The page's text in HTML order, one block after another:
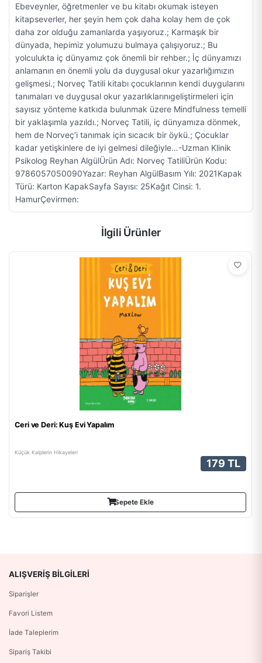
Ebeveynler, öğretmenler ve bu kitabı okumak isteyen
kitapseverler, her şeyin hem çok daha kolay hem de çok
daha zor olduğu zamanlarda yaşıyoruz.; Karmaşık bir
dünyada, hepimiz yolumuzu bulmaya çalışıyoruz.; Bu
yolculukta iç dünyamız çok önemli bir rehber.; İç dünyamızı
anlamanın en önemli yolu da duygusal okur yazarlığımızın
gelişmesi.; Norveç Tatili kitabı çocuklarının kendi duygularını
tanımaları ve duygusal okur yazarlıklarınıgeliştirmeleri için
sayısız yönteme katkıda bulunmak üzere Mindfulness temelli
bir yaklaşımla yazıldı.; Norveç Tatili, iç dünyamıza dönmek,
hem de Norveç’i tanımak için sıcacık bir öykü.; Çocuklar
kadar yetişkinlere de iyi gelmesi dileğiyle…-Uzman Klinik
Psikolog Reyhan AlgülÜrün Adı: Norveç TatiliÜrün Kodu:
9786057050090Yazar: Reyhan AlgülBasım Yılı: 2021Kapak
Türü: Karton KapakSayfa Sayısı: 25Kağıt Cinsi: 1.
HamurÇevirmen:
İlgili Ürünler
Ceri ve Deri: Kuş Evi Yapalım
Küçük Kalplerin Hikayeleri
179 TL
Sepete Ekle
ALIŞVERIŞ BILGILERI
Siparişler
Favori Listem
İade Taleplerim
Sipariş Takibi